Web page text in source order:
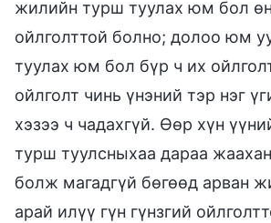
жилийн турш туулах юм бол
ойлголттой болно; долоо юм
туулах юм бол бүр ч их
ойлголт чинь үнэний тэр нэг
хэзээ ч чадахгүй. Өөр хүн
турш туулсныхаа дараа
болж магадгүй бөгөөд арван
арай илүү гүн гүнзгий